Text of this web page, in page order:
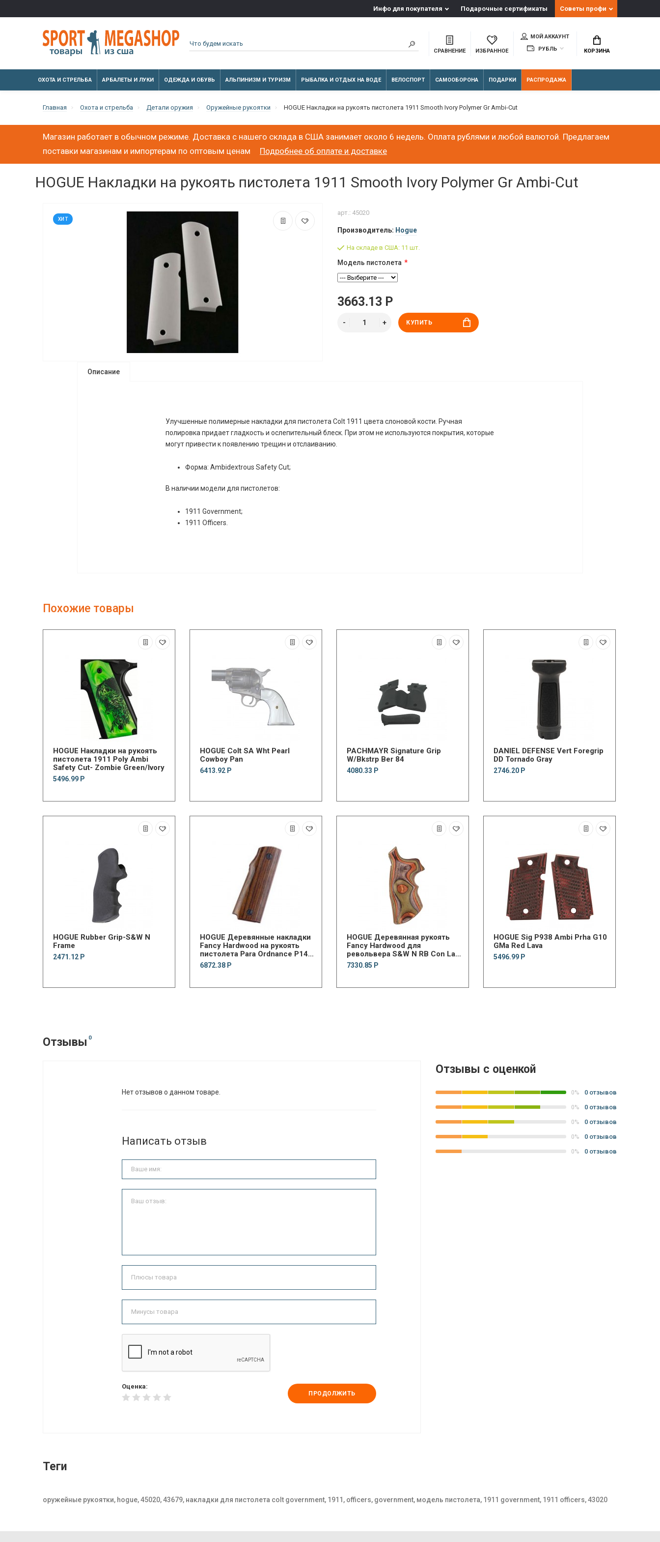
Инфо для покупателя Подарочные сертификаты Советы профи
СРАВНЕНИЕ ИЗБРАННОЕ
МОЙ АККАУНТ
РУБЛЬ
КОРЗИНА
ОХОТА И СТРЕЛЬБА АРБАЛЕТЫ И ЛУКИ ОДЕЖДА И ОБУВЬ АЛЬПИНИЗМ И ТУРИЗМ РЫБАЛКА И ОТДЫХ НА ВОДЕ ВЕЛОСПОРТ САМООБОРОНА ПОДАРКИ РАСПРОДАЖА
Главная Охота и стрельба Детали оружия Оружейные рукоятки HOGUE Накладки на рукоять пистолета 1911 Smooth Ivory Polymer Gr Ambi-Cut
Магазин работает в обычном режиме. Доставка с нашего склада в США занимает около 6 недель. Оплата рублями и любой валютой. Предлагаем
поставки магазинам и импортерам по оптовым ценам
Подробнее об оплате и доставке
HOGUE Накладки на рукоять пистолета 1911 Smooth Ivory Polymer Gr Ambi-Cut
ХИТ
арт.: 45020
Производитель: Hogue
На складе в США: 11 шт.
Модель пистолета
3663.13 Р
КУПИТЬ
Описание
Улучшенные полимерные накладки для пистолета Colt 1911 цвета слоновой кости. Ручная
полировка придает гладкость и ослепительный блеск. При этом не используются покрытия, которые
могут привести к появлению трещин и отслаиванию.
Форма: Ambidextrous Safety Cut;
В наличии модели для пистолетов:
1911 Government;
1911 Officers.
Похожие товары
HOGUE Накладки на рукоять
пистолета 1911 Poly Ambi
Safety Cut- Zombie Green/Ivory
5496.99 Р
HOGUE Colt SA Wht Pearl
Cowboy Pan
6413.92 Р
PACHMAYR Signature Grip
W/Bkstrp Ber 84
4080.33 Р
DANIEL DEFENSE Vert Foregrip
DD Tornado Gray
2746.20 Р
HOGUE Rubber Grip-S&W N
Frame
2471.12 Р
HOGUE Деревянные накладки
Fancy Hardwood на рукоять
пистолета Para Ordnance P14
CoBo
6872.38 Р
HOGUE Деревянная рукоять
Fancy Hardwood для
револьвера S&W N RB Con Lam
w/TFG
7330.85 Р
HOGUE Sig P938 Ambi Prha G10
GMa Red Lava
5496.99 Р
Отзывы 0
Нет отзывов о данном товаре.
Написать отзыв
Оценка:
ПРОДОЛЖИТЬ
Отзывы с оценкой
0% 0 отзывов
0% 0 отзывов
0% 0 отзывов
0% 0 отзывов
0% 0 отзывов
Теги
оружейные рукоятки, hogue, 45020, 43679, накладки для пистолета colt government, 1911, officers, government, модель пистолета, 1911 government, 1911 officers, 43020